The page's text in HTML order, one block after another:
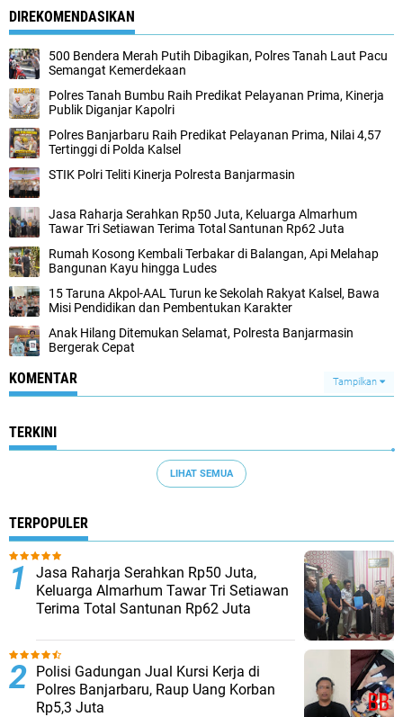
DIREKOMENDASIKAN
500 Bendera Merah Putih Dibagikan, Polres Tanah Laut Pacu
Semangat Kemerdekaan
Polres Tanah Bumbu Raih Predikat Pelayanan Prima, Kinerja
Publik Diganjar Kapolri
Polres Banjarbaru Raih Predikat Pelayanan Prima, Nilai 4,57
Tertinggi di Polda Kalsel
STIK Polri Teliti Kinerja Polresta Banjarmasin
Jasa Raharja Serahkan Rp50 Juta, Keluarga Almarhum
Tawar Tri Setiawan Terima Total Santunan Rp62 Juta
Rumah Kosong Kembali Terbakar di Balangan, Api Melahap
Bangunan Kayu hingga Ludes
15 Taruna Akpol-AAL Turun ke Sekolah Rakyat Kalsel, Bawa
Misi Pendidikan dan Pembentukan Karakter
Anak Hilang Ditemukan Selamat, Polresta Banjarmasin
Bergerak Cepat
KOMENTAR Tampilkan
TERKINI
LIHAT SEMUA
TERPOPULER
Jasa Raharja Serahkan Rp50 Juta,
Keluarga Almarhum Tawar Tri Setiawan
Terima Total Santunan Rp62 Juta
Polisi Gadungan Jual Kursi Kerja di
Polres Banjarbaru, Raup Uang Korban
Rp5,3 Juta